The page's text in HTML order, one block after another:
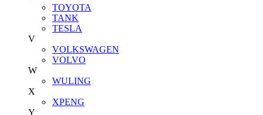
TOYOTA
TANK
TESLA
V
VOLKSWAGEN
VOLVO
W
WULING
X
XPENG
Y